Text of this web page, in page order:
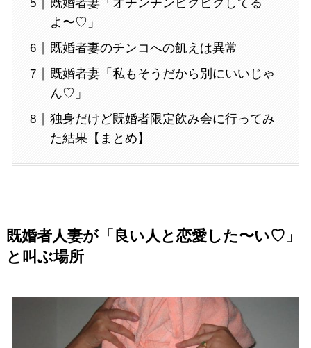
既婚者妻「オチンチンピクピクしてる
よ〜♡」
既婚者妻のチンコへの飢えは異常
既婚者妻「私もそうだから別にいいじゃ
ん♡」
独身だけど既婚者限定飲み会に行ってみ
た結果【まとめ】
既婚者人妻が「良い人と恋愛した〜い♡」
と叫ぶ場所